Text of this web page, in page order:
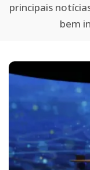
principais
bem